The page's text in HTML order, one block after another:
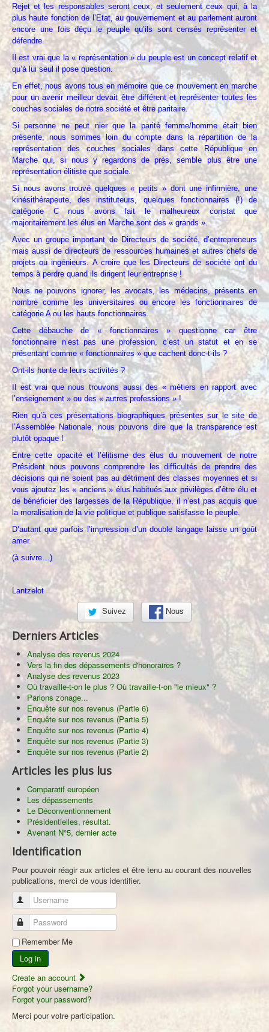
Rejet et les responsables seront ceux, et seulement ceux qui, à la
plus haute fonction de l’Etat, au gouvernement et au parlement auront
encore une fois déçu le peuple qu’ils sont censés représenter et
défendre.
Il est vrai que la « représentation » du peuple est un concept relatif et
qu’à lui seul il pose question.
En effet, nous avons tous en mémoire que ce mouvement en marche
pour un avenir meilleur devait être différent et représenter toutes les
couches sociales de notre société et être paritaire.
Si personne ne peut nier que la parité femme/homme était bien
présente, nous sommes loin du compte dans la répartition de la
représentation des couches sociales dans cette République en
Marche qui, si nous y regardons de près, semble plus être une
représentation élitiste que sociale.
Si nous avons trouvé quelques « petits » dont une infirmière, une
kinésithérapeute, des instituteurs, quelques fonctionnaires (!) de
catégorie C nous avons fait le malheureux constat que
majoritairement les élus en Marche sont des « grands ».
Avec un groupe important de Directeurs de société, d’entrepreneurs
mais aussi de directeurs de ressources humaines et autres chefs de
projets ou ingénieurs. A croire que les Directeurs de société ont du
temps à perdre quand ils dirigent leur entreprise !
Nous ne pouvons ignorer, les avocats, les médecins, présents en
nombre comme les universitaires ou encore les fonctionnaires de
catégorie A ou les hauts fonctionnaires.
Cette débauche de « fonctionnaires » questionne car être
fonctionnaire n’est pas une profession, c’est un statut et en se
présentant comme « fonctionnaires » que cachent donc-t-ils ?
Ont-ils honte de leurs activités ?
Il est vrai que nous trouvons aussi des « métiers en rapport avec
l’enseignement » ou des « autres professions » !
Rien qu’à ces présentations biographiques présentes sur le site de
l’Assemblée Nationale, nous pouvons dire que la transparence est
plutôt opaque !
Entre cette opacité et l’élitisme des élus du mouvement de notre
Président nous pouvons comprendre les difficultés de prendre des
décisions qui ne soient pas au détriment des classes moyennes et si
vous ajoutez les « anciens » élus habitués aux privilèges d’être élu et
de bénéficier des largesses de la République, il n’est pas acquis que
la moralisation de la vie politique et publique satisfasse le peuple.
D’autant que parfois l’impression d’un double langage laisse un goût
amer.
(à suivre…)
Lantzelot
Suivez Nous
Derniers Articles
Analyse des revenus 2024
Vers la fin des dépassements d'honoraires ?
Analyse des revenus 2023
Où travaille-t-on le plus ? Où travaille-t-on "le mieux" ?
Parlons zonage...
Enquête sur nos revenus (Partie 6)
Enquête sur nos revenus (Partie 5)
Enquête sur nos revenus (Partie 4)
Enquête sur nos revenus (Partie 3)
Enquête sur nos revenus (Partie 2)
Articles les plus lus
Comparatif européen
Les dépassements
Le Déconventionnement
Présidentielles, résultat.
Avenant N°5, dernier acte
Identification
Pour pouvoir réagir aux articles et être tenu au courant des nouvelles
publications, merci de vous identifier.
Username
Password
Remember Me
Log in
Create an account
Forgot your username?
Forgot your password?
Merci pour votre participation.